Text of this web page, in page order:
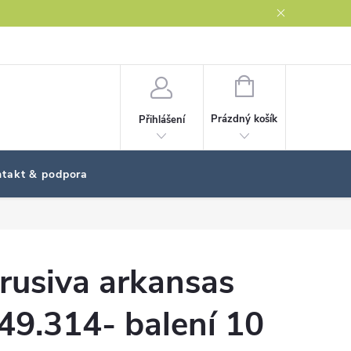
Přihlášení
NÁKUPNÍ
Prázdný košík
& podpora
arkansas
balení 10